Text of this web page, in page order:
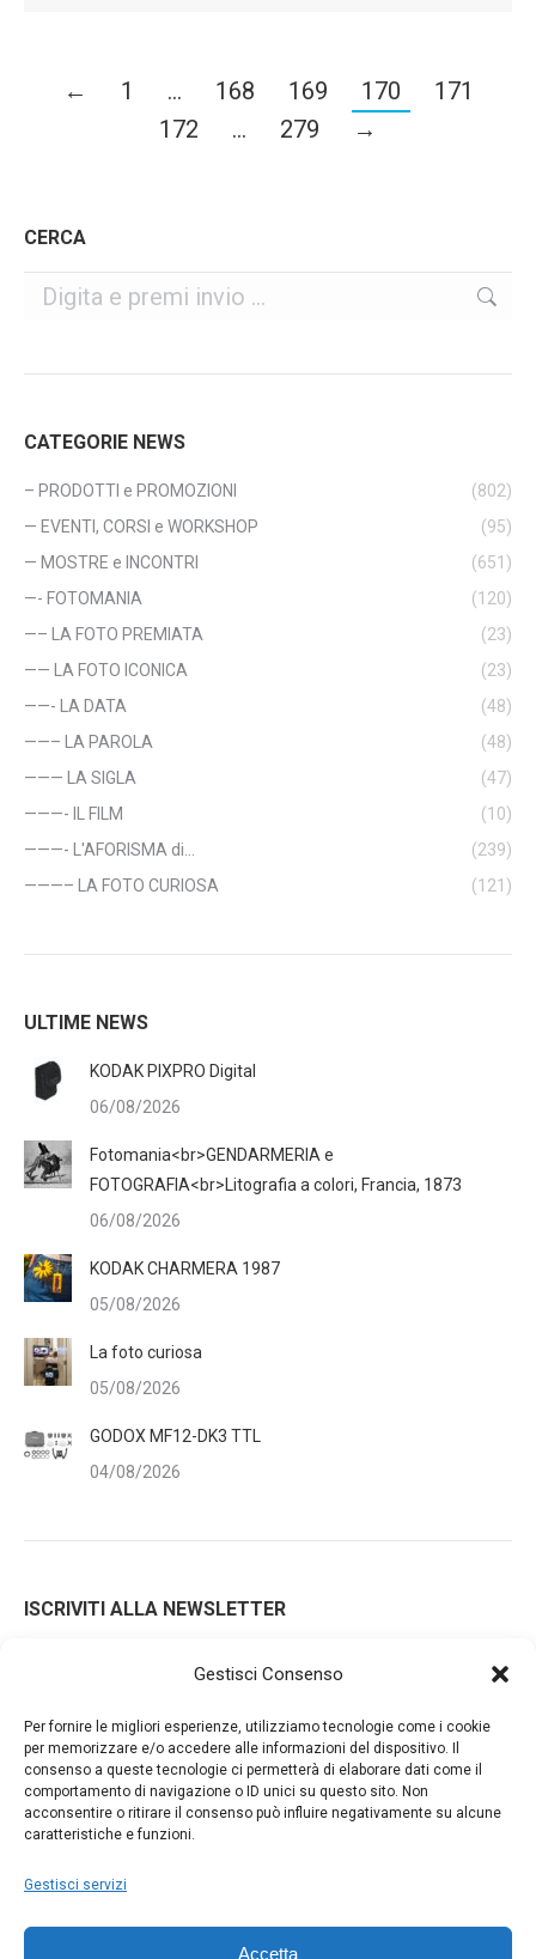
Gestisci Consenso
Per fornire le migliori esperienze, utilizziamo tecnologie come i cookie
per memorizzare e/o accedere alle informazioni del dispositivo. Il
consenso a queste tecnologie ci permetterà di elaborare dati come il
comportamento di navigazione o ID unici su questo sito. Non
acconsentire o ritirare il consenso può influire negativamente su alcune
caratteristiche e funzioni.
Gestisci servizi
Accetta
← 1 … 168 169 170
171
172
… 279 →
CERCA
Cerca
CATEGORIE NEWS
– PRODOTTI e PROMOZIONI
(802)
— EVENTI, CORSI e WORKSHOP
(95)
— MOSTRE e INCONTRI
(651)
—- FOTOMANIA
(120)
—– LA FOTO PREMIATA
(23)
—— LA FOTO ICONICA
(23)
——- LA DATA
(48)
——– LA PAROLA
(48)
——— LA SIGLA
(47)
———- IL FILM
(10)
———- L'AFORISMA di…
(239)
———– LA FOTO CURIOSA
(121)
ULTIME NEWS
KODAK PIXPRO Digital
06/08/2026
Fotomania<br>GENDARMERIA e
FOTOGRAFIA<br>Litografia a colori, Francia, 1873
06/08/2026
KODAK CHARMERA 1987
05/08/2026
La foto curiosa
05/08/2026
GODOX MF12-DK3 TTL
04/08/2026
ISCRIVITI ALLA NEWSLETTER
Iscrivendoti alla nostra newsletter accetti i Termini e le
Condizioni d'Uso del nostro sito web. La tua email potrà essere
utilizzata a fini commerciali e promozionali.